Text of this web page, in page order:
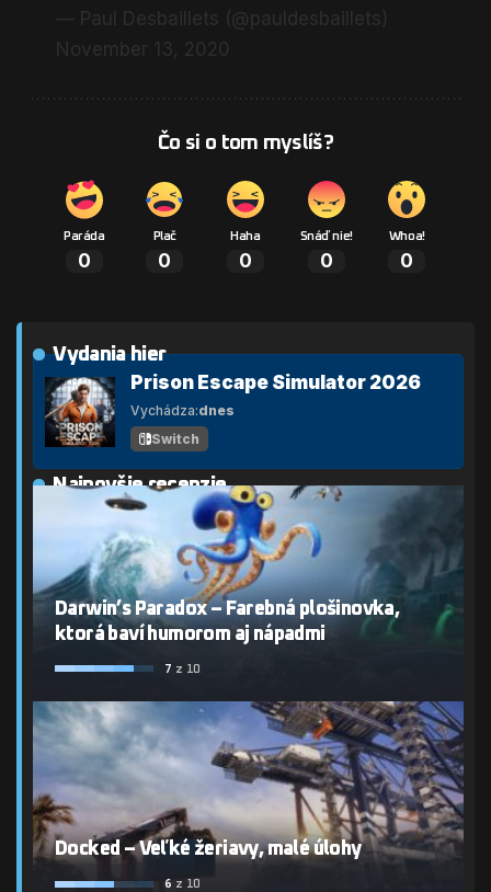
Čo si o tom myslíš?
Paráda
0
Plač
0
Haha
0
Snáď nie!
0
Whoa!
0
Vydania hier
Prison Escape Simulator 2026
Vychádza:dnes
Switch
Najnovšie recenzie
Darwin’s Paradox – Farebná plošinovka,
ktorá baví humorom aj nápadmi
7 z 10
Docked – Veľké žeriavy, malé úlohy
6 z 10